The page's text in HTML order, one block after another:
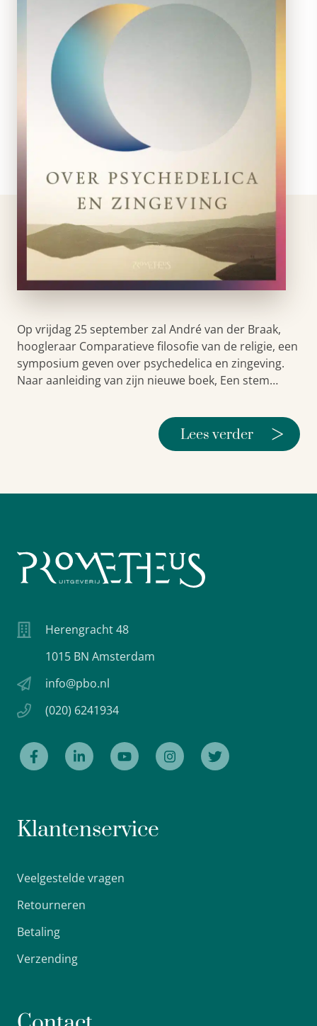
Op vrijdag 25 september zal André van der Braak,
hoogleraar Comparatieve filosofie van de religie, een
symposium geven over psychedelica en zingeving.
Naar aanleiding van zijn nieuwe boek, Een stem…
Lees verder >
Herengracht 48
1015 BN Amsterdam
info@pbo.nl
(020) 6241934
Klantenservice
Veelgestelde vragen
Retourneren
Betaling
Verzending